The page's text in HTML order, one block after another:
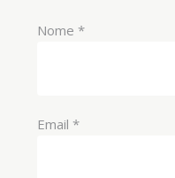
Nome *
Email *